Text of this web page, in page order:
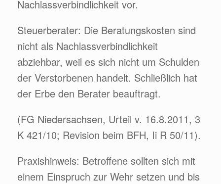
Nachlassverbindlichkeit vor.
Steuerberater: Die Beratungskosten sind
nicht als Nachlassverbindlichkeit
abziehbar, weil es sich nicht um Schulden
der Verstorbenen handelt. Schließlich hat
der Erbe den Berater beauftragt.
(FG Niedersachsen, Urteil v. 16.8.2011, 3
K 421/10; Revision beim BFH, Ii R 50/11).
Praxishinweis: Betroffene sollten sich mit
einem Einspruch zur Wehr setzen und bis